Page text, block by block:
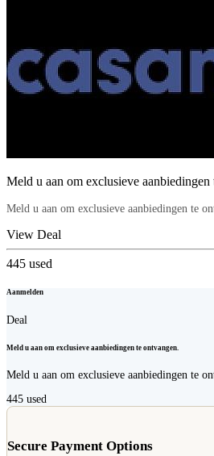
Meld u aan om exclusieve aanbiedingen
Meld u aan om exclusieve aanbiedingen te
View Deal
445 used
Aanmelden
Deal
Meld u aan om exclusieve aanbiedingen te ontvangen.
Meld u aan om exclusieve aanbiedingen te
445 used
Secure Payment Options